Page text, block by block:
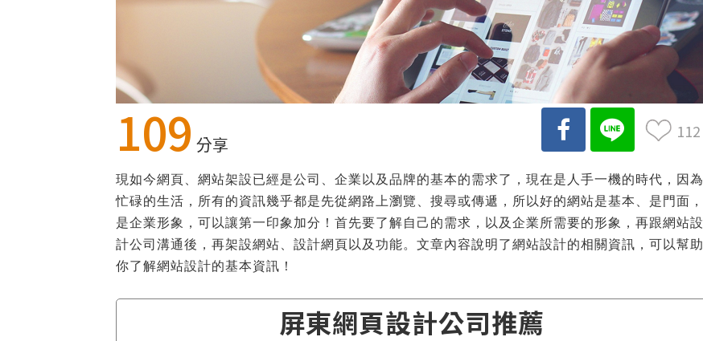
109 分享
112
現如今網頁、網站架設已經是公司、企業以及品牌的基本的需求了，現在是人手一機的時代，因為
忙碌的生活，所有的資訊幾乎都是先從網路上瀏覽、搜尋或傳遞，所以好的網站是基本、是門面，
是企業形象，可以讓第一印象加分！首先要了解自己的需求，以及企業所需要的形象，再跟網站設
計公司溝通後，再架設網站、設計網頁以及功能。文章內容說明了網站設計的相關資訊，可以幫助
你了解網站設計的基本資訊！
屏東網頁設計公司推薦